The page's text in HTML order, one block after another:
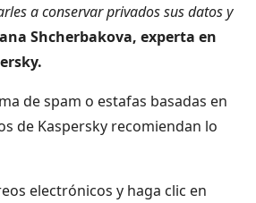
a conservar privados sus datos y
Shcherbakova, experta en
de spam o estafas basadas en
de Kaspersky recomiendan lo
electrónicos y haga clic en